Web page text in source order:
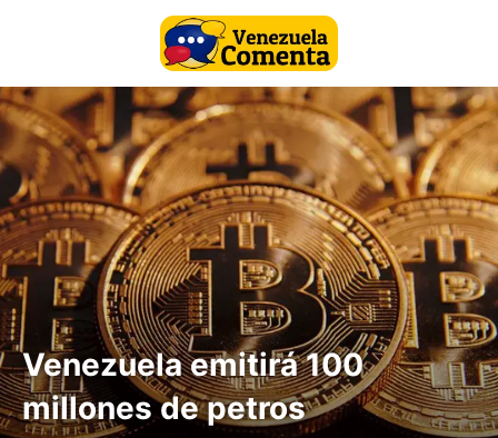
Venezuela emitirá 100
millones de petros